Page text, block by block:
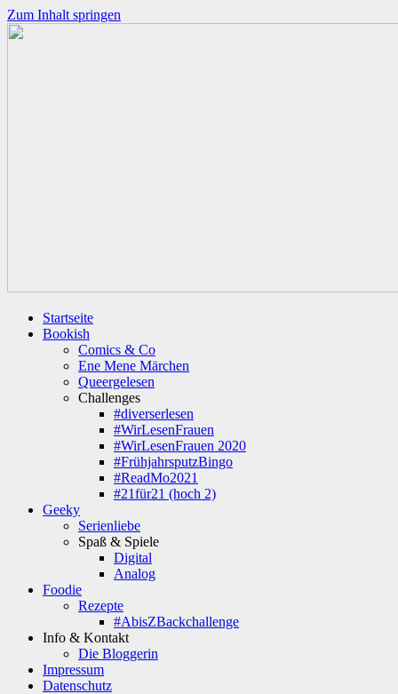
Zum Inhalt springen
Startseite
Bookish
Comics & Co
Ene Mene Märchen
Queergelesen
Challenges
#diverserlesen
#WirLesenFrauen
#WirLesenFrauen 2020
#FrühjahrsputzBingo
#ReadMo2021
#21für21 (hoch 2)
Geeky
Serienliebe
Spaß & Spiele
Digital
Analog
Foodie
Rezepte
#AbisZBackchallenge
Info & Kontakt
Die Bloggerin
Impressum
Datenschutz